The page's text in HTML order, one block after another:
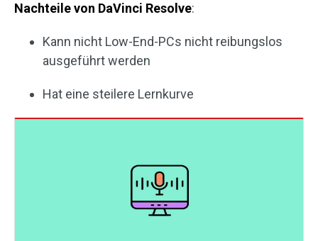
Nachteile von DaVinci Resolve:
Kann nicht Low-End-PCs nicht reibungslos
ausgeführt werden
Hat eine steilere Lernkurve